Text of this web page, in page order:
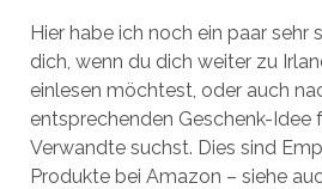
Hier habe ich noch ein paar sehr
dich, wenn du dich weiter zu
einlesen möchtest, oder auch
entsprechenden Geschenk-Idee
Verwandte suchst. Dies sind
Produkte bei Amazon – siehe